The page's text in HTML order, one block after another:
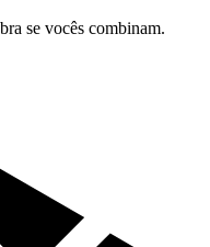
se vocês combinam.